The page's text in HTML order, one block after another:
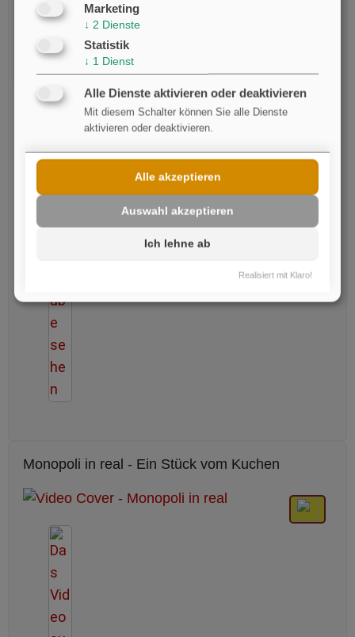
Warum die Aufklärung so schwer ist - Zusatzinfo
Monopoli in real - Ein Stück vom Kuchen
Marketing
↓ 2 Dienste
Statistik
↓ 1 Dienst
Alle Dienste aktivieren oder deaktivieren
Mit diesem Schalter können Sie alle Dienste
aktivieren oder deaktivieren.
Ich lehne ab
Auswahl akzeptieren
Alle akzeptieren
Realisiert mit Klaro!